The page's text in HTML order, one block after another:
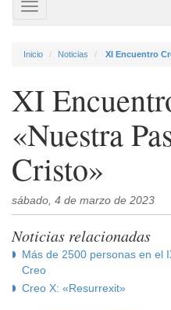
Toggle
navigation
Inicio Noticias XI Encuentro
XI
«Nuestra
Cristo»
sábado, 4 de marzo de 2023
Noticias relacionadas
Más de 2500 personas en el
Creo
Creo X: «Resurrexit»